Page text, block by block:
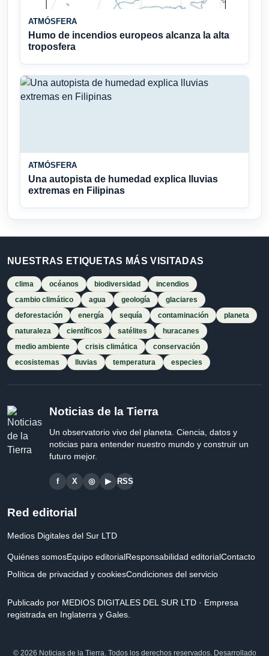
ATMÓSFERA
Humo de incendios europeos alcanza la alta
troposfera
ATMÓSFERA
Una autopista de humedad explica lluvias
extremas en Filipinas
NUESTRAS ETIQUETAS MÁS VISITADAS
clima océanos biodiversidad
incendios
cambio climático
agua geología
glaciares
deforestación
energía sequía contaminación
planeta
naturaleza
científicos satélites
huracanes
medio ambiente
crisis climática
conservación
ecosistemas
lluvias temperatura especies
Noticias de la Tierra
Un observatorio vivo del planeta. Ciencia, datos y
noticias para entender nuestro mundo y construir un
futuro mejor.
f X ◎ ▶ RSS
Red editorial
Medios Digitales del Sur LTD
Quiénes somosEquipo editorialResponsabilidad editorialContacto
Política de privacidad y cookiesCondiciones del servicio
Publicado por MEDIOS DIGITALES DEL SUR LTD · Empresa
registrada en Inglaterra y Gales.
© 2026 Noticias de la Tierra. Todos los derechos reservados. Desarrollado